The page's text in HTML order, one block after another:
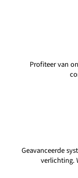
Profiteer van
Geavanceerde
verlichting.